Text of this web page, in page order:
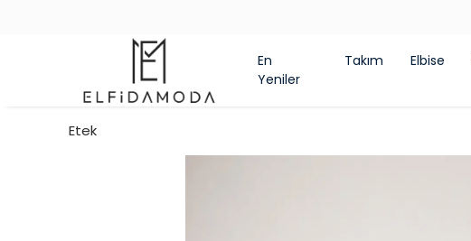
En
Yeniler
Takım Elbise
Etek